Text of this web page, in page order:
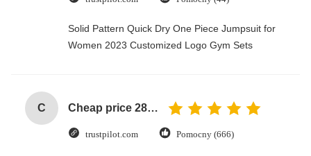
Solid Pattern Quick Dry One Piece Jumpsuit for
Women 2023 Customized Logo Gym Sets
C Cheap price 28mm Aluminium Curtain Rod 1.2mm thickness with plastic final
trustpilot.com Pomocny (666)